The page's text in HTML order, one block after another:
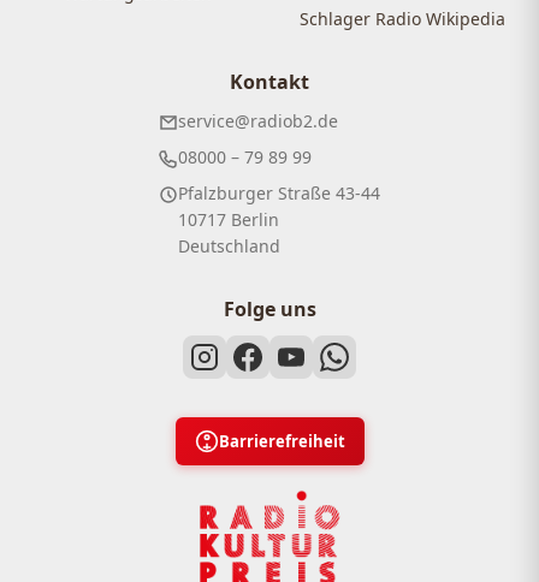
Schlager Radio Wikipedia
Kontakt
service@radiob2.de
08000 – 79 89 99
Pfalzburger Straße 43-44
10717 Berlin
Deutschland
Folge uns
Barrierefreiheit